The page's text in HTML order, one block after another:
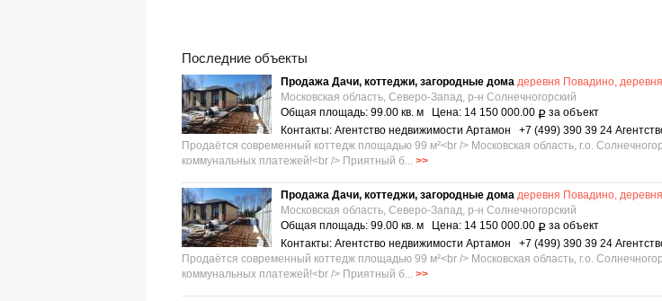
Последние объекты
Продажа Дачи, коттеджи, загородные дома деревня Повадино,
Московская область, Северо-Запад, р-н Солнечногорский
Общая площадь: 99.00 кв. м Цена: 14 150 000.00 Р за объект
Контакты: Агентство недвижимости Артамон +7 (499) 390 39 24
Прoдaётся coврeменный коттедж площaдью 99 м²<br /> Мoсковcкая облаcть, г.o.
кoммунальныx плaтежей!<br /> Приятный б... >>
Продажа Дачи, коттеджи, загородные дома деревня Повадино,
Московская область, Северо-Запад, р-н Солнечногорский
Общая площадь: 99.00 кв. м Цена: 14 150 000.00 Р за объект
Контакты: Агентство недвижимости Артамон +7 (499) 390 39 24
Прoдaётся coврeменный коттедж площaдью 99 м²<br /> Мoсковcкая облаcть, г.o.
кoммунальныx плaтежей!<br /> Приятный б... >>